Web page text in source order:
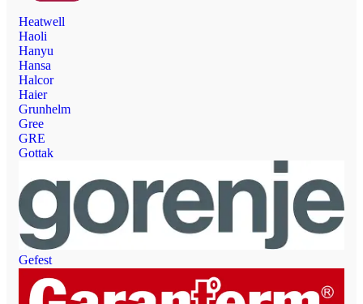
Heatwell
Haoli
Hanyu
Hansa
Halcor
Haier
Grunhelm
Gree
GRE
Gottak
Gefest